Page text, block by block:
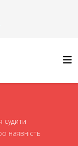
судити
наявність